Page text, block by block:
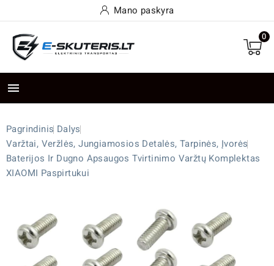
Mano paskyra
0

Pagrindinis Dalys
Varžtai, Veržlės, Jungiamosios Detalės, Tarpinės, Įvorės
Baterijos Ir Dugno Apsaugos Tvirtinimo Varžtų Komplektas
XIAOMI Paspirtukui